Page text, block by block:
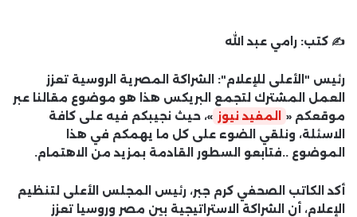
✍️ كتب: رامي عبد الله
رئيس "الأعلى للإعلام": الشراكة المصرية الروسية تعزز
العمل المشترك لتجمع البريكس هذا هو موضوع مقالنا عبر
موقعكم «
المفيد نيوز »، حيث نجيبكم فيه على كافة
الاسئلة، ونلقي الضوء على كل ما يهمكم في هذا
الموضوع ..فتابعو السطور القادمة بمزيد من الاهتمام.
أكد الكاتب الصحفي كرم جبر، رئيس المجلس الأعلى لتنظيم
الإعلام، أن الشراكة الاستراتيجية بين مصر وروسيا تعزز